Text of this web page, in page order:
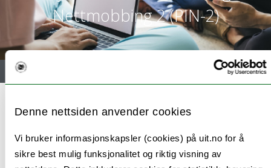
Denne nettsiden anvender cookies
Vi bruker informasjonskapsler (cookies) på uit.no for å
sikre best mulig funksjonalitet og riktig visning av
Nettmobbing 2 (PIN-2)
Meny